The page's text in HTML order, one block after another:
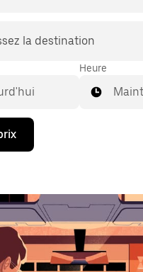
la destination
Heure